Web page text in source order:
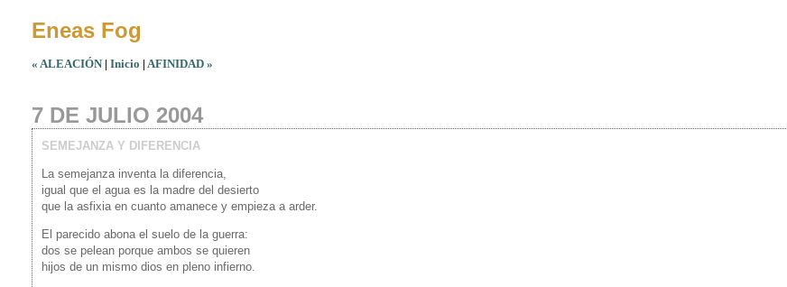
Eneas Fog
« ALEACIÓN | Inicio | AFINIDAD »
7 DE JULIO 2004
SEMEJANZA Y DIFERENCIA
La semejanza inventa la diferencia,
igual que el agua es la madre del desierto
que la asfixia en cuanto amanece y empieza a arder.
El parecido abona el suelo de la guerra:
dos se pelean porque ambos se quieren
hijos de un mismo dios en pleno infierno.